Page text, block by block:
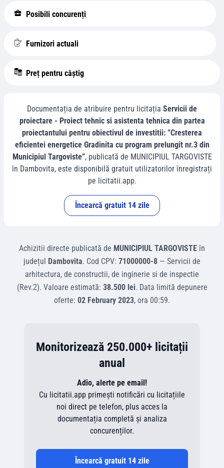
Posibili concurenți
Furnizori actuali
Preț pentru câștig
Documentația de atribuire pentru licitația Servicii de
proiectare - Proiect tehnic si asistenta tehnica din partea
proiectantului pentru obiectivul de investitii: ”Cresterea
eficientei energetice Gradinita cu program prelungit nr.3 din
Municipiul Targoviste”, publicată de MUNICIPIUL TARGOVISTE
în Dambovita, este disponibilă gratuit utilizatorilor înregistrați
pe licitatii.app.
Încearcă gratuit 14 zile
Achizitii directe publicată de MUNICIPIUL TARGOVISTE în
județul Dambovita. Cod CPV: 71000000-8 — Servicii de
arhitectura, de constructii, de inginerie si de inspectie
(Rev.2). Valoare estimată: 38.500 lei. Data limită depunere
oferte: 02 February 2023, ora 00:59.
Monitorizează 250.000+ licitații
anual
Adio, alerte pe email!
Cu licitatii.app primești notificări cu licitațiile
noi direct pe telefon, plus acces la
documentația completă și analiza
concurenților.
Încearcă gratuit 14 zile